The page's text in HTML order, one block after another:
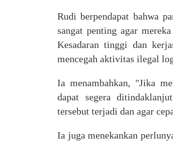
Rudi berpendapat bahwa
sangat penting agar
Kesadaran tinggi dan
mencegah aktivitas ilegal
Ia menambahkan, "Jika
dapat segera
tersebut terjadi dan agar
Ia juga menekankan